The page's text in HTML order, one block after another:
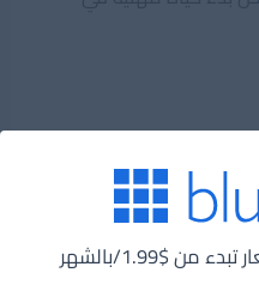
$1.99/بالشهر
في تجربة كل منها
الأمور ببطء ، وكن
بمشاريع صغيرة ، بدلاً من
أي وقت من الأوقات.